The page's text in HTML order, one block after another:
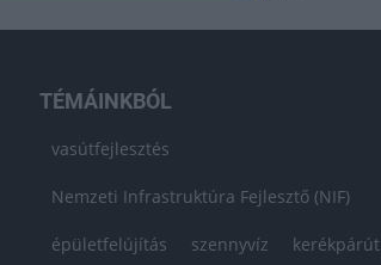
TÉMÁINKBÓL
vasútfejlesztés
Nemzeti Infrastruktúra Fejlesztő (NIF)
épületfelújítás szennyvíz kerékpárút